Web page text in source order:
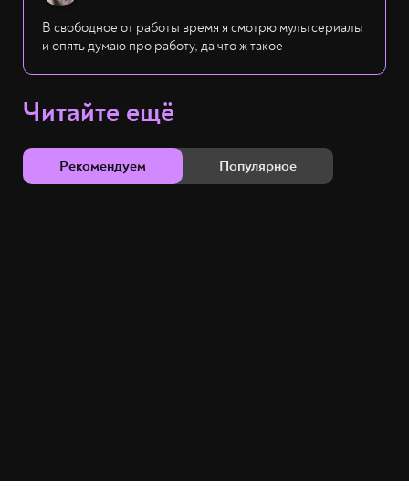
В свободное от работы время я смотрю мультсериалы
и опять думаю про работу, да что ж такое
Читайте ещё
Рекомендуем Популярное